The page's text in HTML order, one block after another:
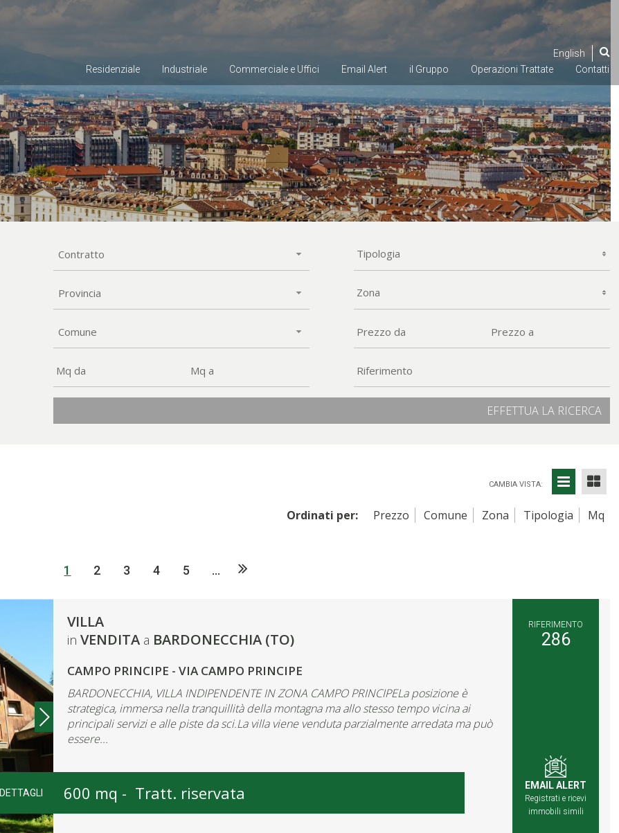
English
Residenziale
Industriale Commerciale e Uffici Email Alert il Gruppo Operazioni Trattate Contatti
Contratto
Provincia
Comune
Tipologia
Zona
EFFETTUA LA RICERCA
CAMBIA VISTA:
Ordinati per: Prezzo Comune Zona Tipologia Mq
1 2 3 4 5 ...
DETTAGLI
VILLA
inVENDITA a BARDONECCHIA (TO)
CAMPO PRINCIPE - VIA CAMPO PRINCIPE
BARDONECCHIA, VILLA INDIPENDENTE IN ZONA CAMPO PRINCIPELa posizione è
strategica, immersa nella tranquillità della montagna ma allo stesso tempo vicina ai
principali servizi e alle piste da sci.La villa viene venduta parzialmente arredata ma può
essere...
600 mq - Tratt. riservata
RIFERIMENTO
286
EMAIL ALERT
Registrati e ricevi
immobili simili